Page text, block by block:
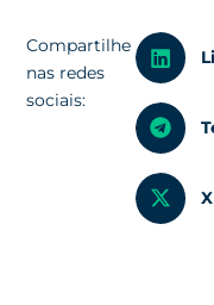
Compartilhe
nas redes
sociais:
X